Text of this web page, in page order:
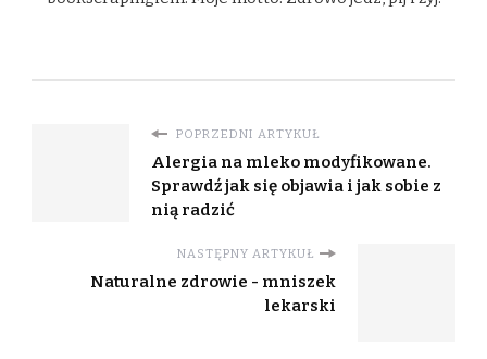
POPRZEDNI ARTYKUŁ
Alergia na mleko modyfikowane.
Sprawdź jak się objawia i jak sobie z
nią radzić
NASTĘPNY ARTYKUŁ
Naturalne zdrowie - mniszek
lekarski